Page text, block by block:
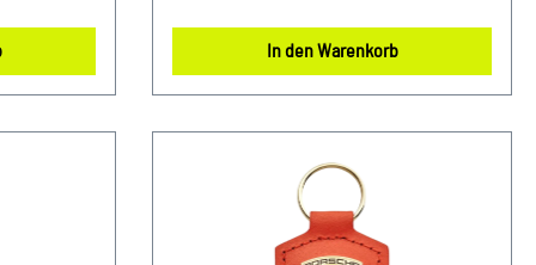
aus
für
x 8 mm
und Zuverlässigkeit. Das
ikonische Porsche Wappen verleiht dem
Material:100% Leder, Porsche Emblem:
100% Messing, Ring: 100% Messing
Pflegehinweis: Nur mit einem feuchten
Microfasertuch abwischen.
In den Warenkorb